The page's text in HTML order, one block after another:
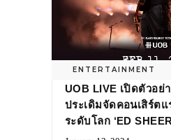
ENTERTAINMENT
UOB LIVE เปิดตัวอย่
ประเดิมจัดคอนเสิร์ต
ระดับโลก ‘ED